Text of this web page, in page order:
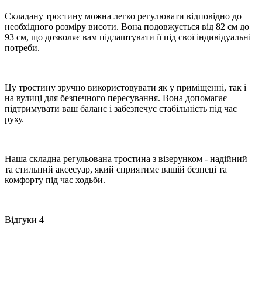
Складану тростину можна легко регулювати відповідно до
необхідного розміру висоти. Вона подовжується від 82 см до
93 см, що дозволяє вам підлаштувати її під свої індивідуальні
потреби.
Цу тростину зручно використовувати як у приміщенні, так і
на вулиці для безпечного пересування. Вона допомагає
підтримувати ваш баланс і забезпечує стабільність під час
руху.
Наша складна регульована тростина з візерунком - надійний
та стильний аксесуар, який сприятиме вашій безпеці та
комфорту під час ходьби.
Відгуки 4